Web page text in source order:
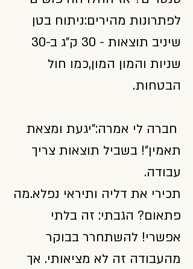
לפתרונות מהירים:ניתוח בטן
שיניב תוצאות - 30 ק"ג ב-30
שניות והמון המון,כמו חול
הבטחות.
חברה לי אמרה:"יגעת ומצאת
תאמין"! בשביל תוצאות צריך
עבודה.
תכירי את דליה ותיראי נפלא.מה
פתאום? הגבתי: זה בלתי
אפשרי! להשתחרר בבוקר
מהעבודה זה לא מציאותי. אך